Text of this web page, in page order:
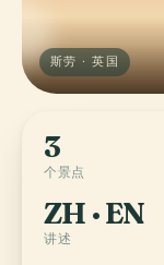
斯劳 · 英国
3
个景点
ZH · EN
讲述